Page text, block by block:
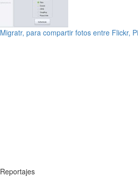
Migratr, para compartir fotos entre Flickr,
Reportajes